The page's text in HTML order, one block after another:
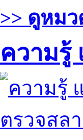
>> ดูหม
ความรู้
ตรวจสล